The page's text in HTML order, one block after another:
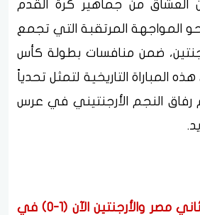
العشاق من جماهير كرة القدم
نحو المواجهة المرتقبة التي تجمع
ضمن منافسات بطولة كأس
وتأتي هذه المباراة التاريخية لتمثل تحدياً
رفاق النجم الأرجنتيني في عرس
بث مباشر الشوط الثاني مصر والأرجنتين الآن (1-0) في